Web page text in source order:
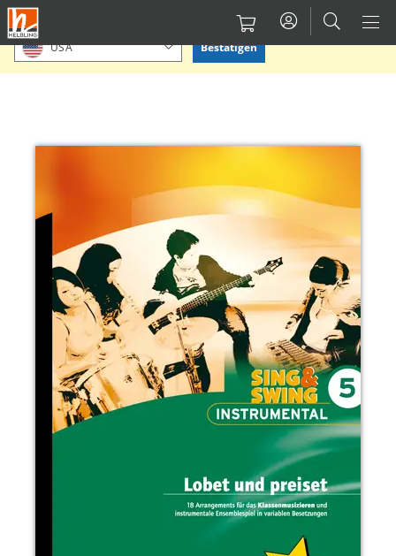
Direkt
zum
Inhalt
Bitte Standort bestätigen oder einen anderen auswählen.
USA Bestätigen